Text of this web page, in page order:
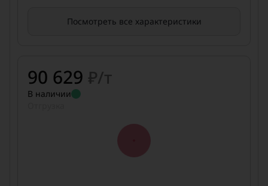
Посмотреть все характеристики
90 629 ₽/т
В наличии